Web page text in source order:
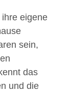
eigene
sein,
das
und die